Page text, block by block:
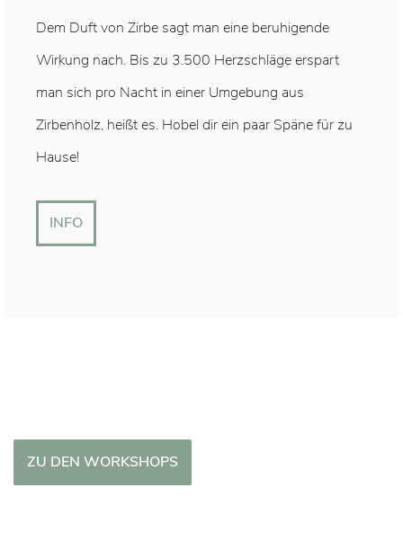
Dem Duft von Zirbe sagt man eine beruhigende
Wirkung nach. Bis zu 3.500 Herzschläge erspart
man sich pro Nacht in einer Umgebung aus
Zirbenholz, heißt es. Hobel dir ein paar Späne für zu
Hause!
INFO
ZU DEN WORKSHOPS